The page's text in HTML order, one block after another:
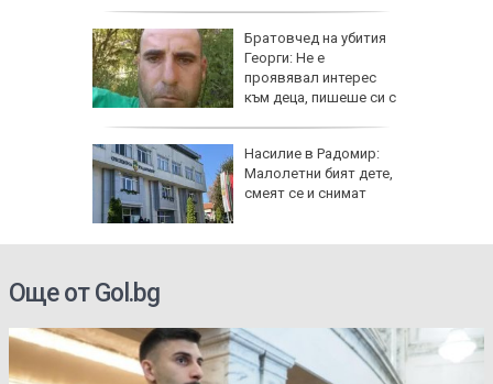
Братовчед на убития
Георги: Не е
проявявал интерес
към деца, пишеше си с
Насилие в Радомир:
Малолетни бият дете,
смеят се и снимат
Още от Gol.bg